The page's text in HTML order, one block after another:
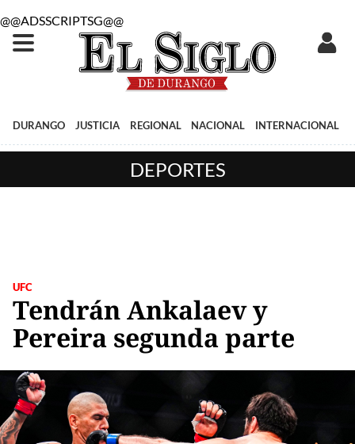
@@ADSSCRIPTSG@@
DURANGO JUSTICIA REGIONAL NACIONAL INTERNACIONAL
DEPORTES
UFC
Tendrán Ankalaev y
Pereira segunda parte